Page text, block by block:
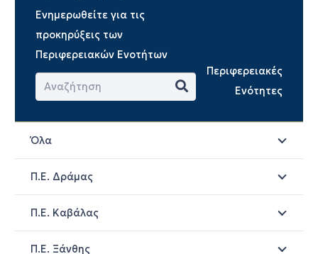
Ενημερωθείτε για τις
προκηρύξεις των
Περιφερειακών Ενοτήτων
Περιφερειακές
Ενότητες
Όλα
Π.Ε. Δράμας
Π.Ε. Καβάλας
Π.Ε. Ξάνθης